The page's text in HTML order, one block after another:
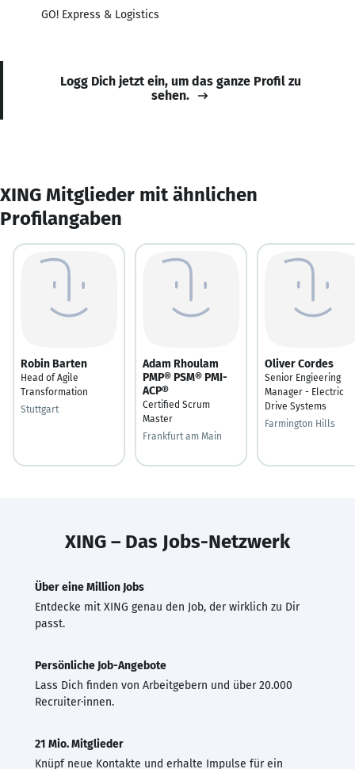
GO! Express & Logistics
Logg Dich jetzt ein, um das ganze Profil zu
sehen.
XING Mitglieder mit ähnlichen
Profilangaben
Robin Barten
Head of Agile
Transformation
Stuttgart
Adam Rhoulam
PMP® PSM® PMI-
ACP®
Certified Scrum
Master
Frankfurt am Main
Oliver Cordes
Senior Engieering
Manager - Electric
Drive Systems
Farmington Hills
XING – Das Jobs-Netzwerk
Über eine Million Jobs
Entdecke mit XING genau den Job, der wirklich zu Dir
passt.
Persönliche Job-Angebote
Lass Dich finden von Arbeitgebern und über 20.000
Recruiter·innen.
21 Mio. Mitglieder
Knüpf neue Kontakte und erhalte Impulse für ein